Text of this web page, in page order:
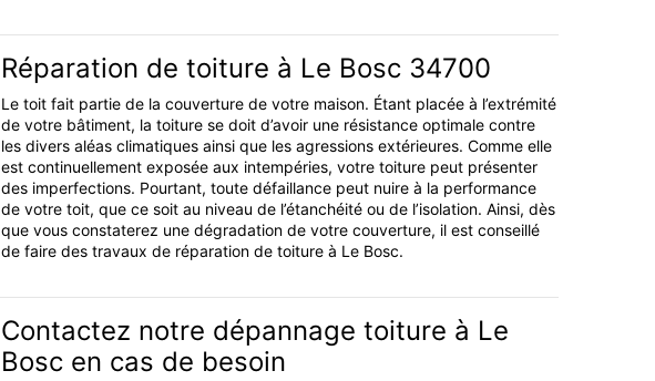
Réparation de toiture à Le Bosc 34700
Le toit fait partie de la couverture de votre maison. Étant placée à l’extrémité
de votre bâtiment, la toiture se doit d’avoir une résistance optimale contre
les divers aléas climatiques ainsi que les agressions extérieures. Comme elle
est continuellement exposée aux intempéries, votre toiture peut présenter
des imperfections. Pourtant, toute défaillance peut nuire à la performance
de votre toit, que ce soit au niveau de l’étanchéité ou de l’isolation. Ainsi, dès
que vous constaterez une dégradation de votre couverture, il est conseillé
de faire des travaux de réparation de toiture à Le Bosc.
Contactez notre dépannage toiture à Le
Bosc en cas de besoin